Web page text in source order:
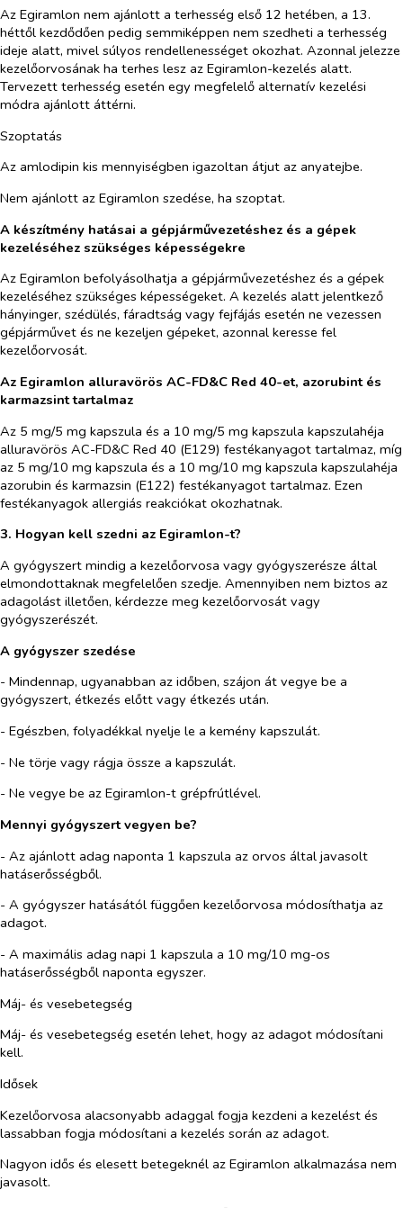
Az Egiramlon nem ajánlott a terhesség első 12 hetében, a 13.
héttől kezdődően pedig semmiképpen nem szedheti a terhesség
ideje alatt, mivel súlyos rendellenességet okozhat. Azonnal jelezze
kezelőorvosának ha terhes lesz az Egiramlon-kezelés alatt.
Tervezett terhesség esetén egy megfelelő alternatív kezelési
módra ajánlott áttérni.
Szoptatás
Az amlodipin kis mennyiségben igazoltan átjut az anyatejbe.
Nem ajánlott az Egiramlon szedése, ha szoptat.
A készítmény hatásai a gépjárművezetéshez és a gépek
kezeléséhez szükséges képességekre
Az Egiramlon befolyásolhatja a gépjárművezetéshez és a gépek
kezeléséhez szükséges képességeket. A kezelés alatt jelentkező
hányinger, szédülés, fáradtság vagy fejfájás esetén ne vezessen
gépjárművet és ne kezeljen gépeket, azonnal keresse fel
kezelőorvosát.
Az Egiramlon alluravörös AC-FD&C Red 40-et, azorubint és
karmazsint tartalmaz
Az 5 mg/5 mg kapszula és a 10 mg/5 mg kapszula kapszulahéja
alluravörös AC-FD&C Red 40 (E129) festékanyagot tartalmaz, míg
az 5 mg/10 mg kapszula és a 10 mg/10 mg kapszula kapszulahéja
azorubin és karmazsin (E122) festékanyagot tartalmaz. Ezen
festékanyagok allergiás reakciókat okozhatnak.
3. Hogyan kell szedni az Egiramlon-t?
A gyógyszert mindig a kezelőorvosa vagy gyógyszerésze által
elmondottaknak megfelelően szedje. Amennyiben nem biztos az
adagolást illetően, kérdezze meg kezelőorvosát vagy
gyógyszerészét.
A gyógyszer szedése
- Mindennap, ugyanabban az időben, szájon át vegye be a
gyógyszert, étkezés előtt vagy étkezés után.
- Egészben, folyadékkal nyelje le a kemény kapszulát.
- Ne törje vagy rágja össze a kapszulát.
- Ne vegye be az Egiramlon-t grépfrútlével.
Mennyi gyógyszert vegyen be?
- Az ajánlott adag naponta 1 kapszula az orvos által javasolt
hatáserősségből.
- A gyógyszer hatásától függően kezelőorvosa módosíthatja az
adagot.
- A maximális adag napi 1 kapszula a 10 mg/10 mg-os
hatáserősségből naponta egyszer.
Máj- és vesebetegség
Máj- és vesebetegség esetén lehet, hogy az adagot módosítani
kell.
Idősek
Kezelőorvosa alacsonyabb adaggal fogja kezdeni a kezelést és
lassabban fogja módosítani a kezelés során az adagot.
Nagyon idős és elesett betegeknél az Egiramlon alkalmazása nem
javasolt.